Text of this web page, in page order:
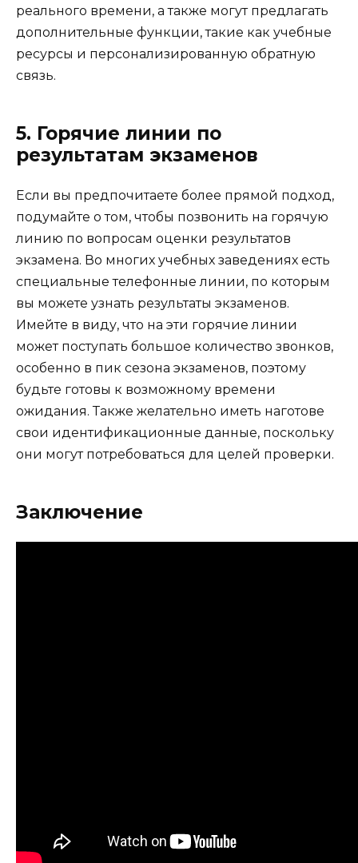
реального времени, а также могут предлагать
дополнительные функции, такие как учебные
ресурсы и персонализированную обратную
связь.
5. Горячие линии по
результатам экзаменов
Если вы предпочитаете более прямой подход,
подумайте о том, чтобы позвонить на горячую
линию по вопросам оценки результатов
экзамена. Во многих учебных заведениях есть
специальные телефонные линии, по которым
вы можете узнать результаты экзаменов.
Имейте в виду, что на эти горячие линии
может поступать большое количество звонков,
особенно в пик сезона экзаменов, поэтому
будьте готовы к возможному времени
ожидания. Также желательно иметь наготове
свои идентификационные данные, поскольку
они могут потребоваться для целей проверки.
Заключение